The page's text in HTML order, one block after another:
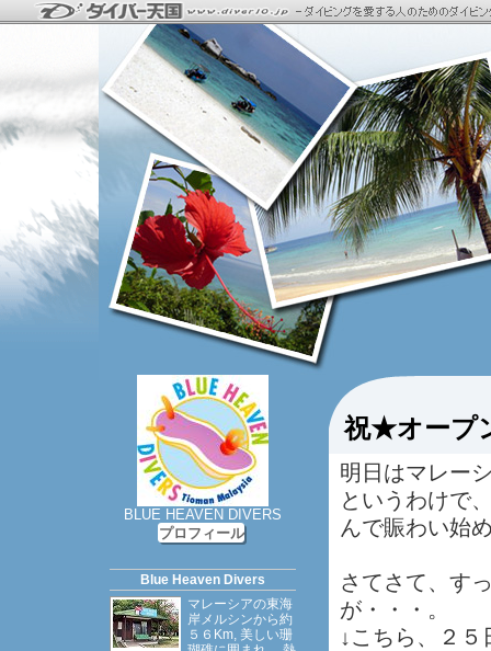
祝★オープ
明日はマレー
というわけで
んで賑わい始
さてさて、す
が・・・。
↓こちら、２
BLUE HEAVEN DIVERS
プロフィール
Blue Heaven Divers
マレーシアの東海
岸メルシンから約
５６Km, 美しい珊